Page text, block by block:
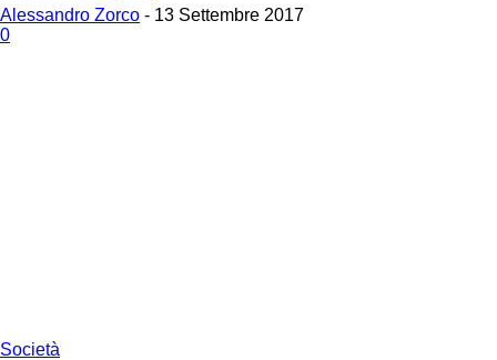
Alessandro Zorco - 13 Settembre 2017
0
Società